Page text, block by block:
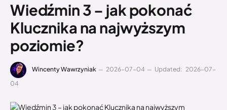
Wiedźmin 3 – jak pokonać
Klucznika na najwyższym
poziomie?
Wincenty Wawrzyniak 2026-07-04 Updated: 2026-07-
04